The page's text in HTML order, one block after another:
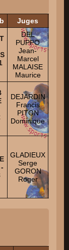
Juges
DEL
PUPPO
Jean-
Marcel
MALAISE
Maurice
DEJARDIN
Francis
PITON
Dominique
GLADIEUX
Serge
GORON
Roger